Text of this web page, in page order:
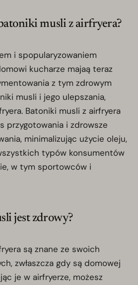
musli z airfryera?
i spopularyzowaniem
kucharze majaą teraz
z tym zdrowym
musli i jego ulepszania,
Batoniki musli z airfryera
przygotowania i zdrowsze
minimalizując użycie oleju,
typów konsumentów
w tym sportowców i
jest zdrowy?
są znane ze swoich
zwłaszcza gdy są domowej
je w airfryerze, możesz